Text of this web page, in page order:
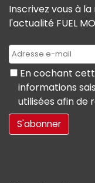
Inscrivez vous à
l'actualité FUEL
En cochant
informations
utilisées afin de